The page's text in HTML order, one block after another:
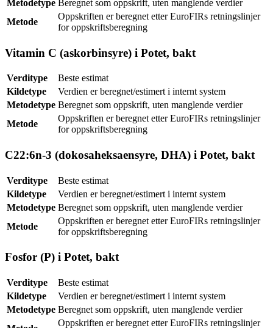
Metodetype Beregnet som oppskrift, uten manglende verdier
Metode
Oppskriften er beregnet etter EuroFIRs retningslinjer
for oppskriftsberegning
Vitamin C (askorbinsyre) i Potet, bakt
Verditype
Beste estimat
Kildetype
Verdien er beregnet/estimert i internt system
Metodetype Beregnet som oppskrift, uten manglende verdier
Metode
Oppskriften er beregnet etter EuroFIRs retningslinjer
for oppskriftsberegning
C22:6n-3 (dokosaheksaensyre, DHA) i Potet, bakt
Verditype
Beste estimat
Kildetype
Verdien er beregnet/estimert i internt system
Metodetype Beregnet som oppskrift, uten manglende verdier
Metode
Oppskriften er beregnet etter EuroFIRs retningslinjer
for oppskriftsberegning
Fosfor (P) i Potet, bakt
Verditype
Beste estimat
Kildetype
Verdien er beregnet/estimert i internt system
Metodetype Beregnet som oppskrift, uten manglende verdier
Oppskriften er beregnet etter EuroFIRs retningslinjer